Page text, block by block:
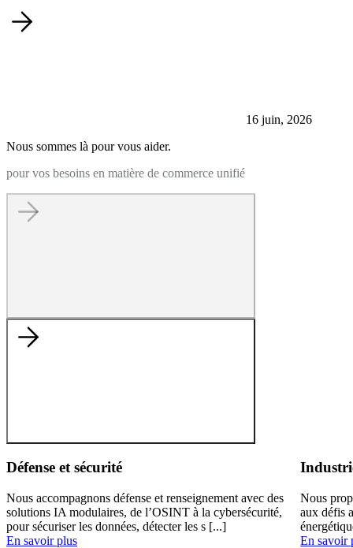
16 juin, 2026
Nous sommes là pour vous aider.
pour vos besoins en matière de commerce unifié
Défense et sécurité
Nous accompagnons défense et renseignement avec des
solutions IA modulaires, de l’OSINT à la cybersécurité,
pour sécuriser les données, détecter les s [...]
En savoir plus
Nous
aux défis
En savoir